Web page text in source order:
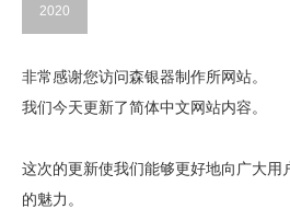
2020
非常感谢您访问森银器制作所网站。
我们今天更新了简体中文网站内容。
这次的更新使我们能够更好地向广大用
的魅力。